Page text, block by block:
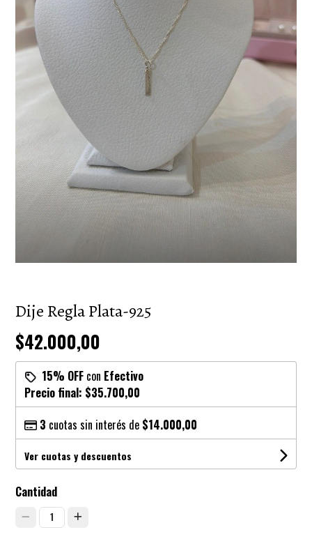
Dije Regla Plata-925
$42.000,00
15% OFF con Efectivo
Precio final: $35.700,00
3 cuotas sin interés de $14.000,00
Ver cuotas y descuentos
Cantidad
1